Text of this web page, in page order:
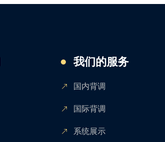
我们的服务
国内背调
国际背调
系统展示